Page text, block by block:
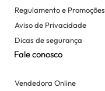
Regulamento e Promoções
Aviso de Privacidade
Dicas de segurança
Fale conosco
Vendedora Online